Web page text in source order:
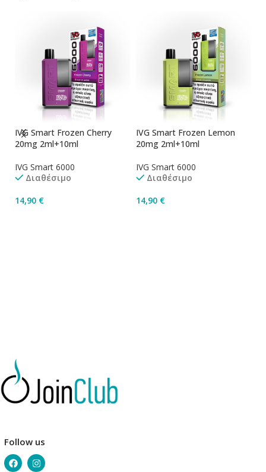
IVG Smart Frozen Cherry
20mg 2ml+10ml
IVG Smart 6000
Διαθέσιμο
14,90 €
IVG Smart Frozen Lemon
20mg 2ml+10ml
IVG Smart 6000
Διαθέσιμο
14,90 €
Follow us